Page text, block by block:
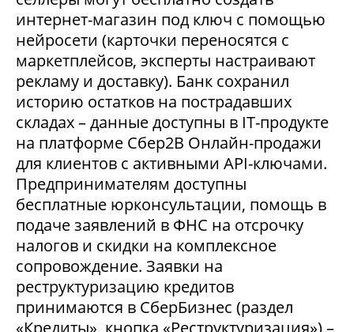
интернет-магазин под ключ с помощью
нейросети (карточки переносятся с
маркетплейсов, эксперты настраивают
рекламу и доставку). Банк сохранил
историю остатков на пострадавших
складах – данные доступны в IT-продукте
на платформе Сбер2В Онлайн-продажи
для клиентов с активными API-ключами.
Предпринимателям доступны
бесплатные юрконсультации, помощь в
подаче заявлений в ФНС на отсрочку
налогов и скидки на комплексное
сопровождение. Заявки на
реструктуризацию кредитов
принимаются в СберБизнес (раздел
«Кредиты», кнопка «Реструктуризация») –